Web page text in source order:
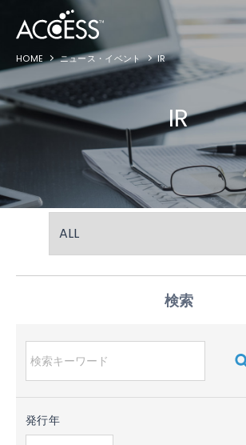
HOME ニュース・イベント IR
IR
検索
発行年